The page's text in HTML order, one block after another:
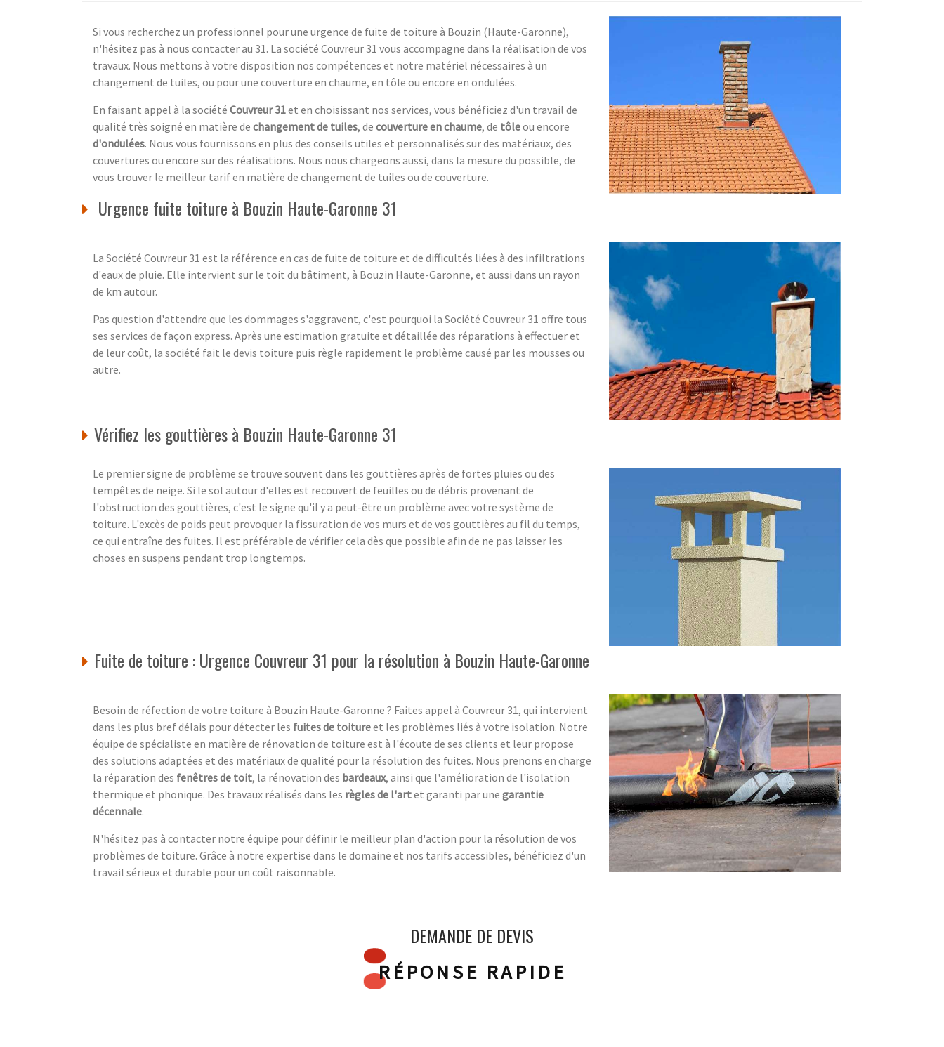
Si vous recherchez un professionnel pour une urgence de fuite de toiture à Bouzin (Haute-Garonne),
n'hésitez pas à nous contacter au 31. La société Couvreur 31 vous accompagne dans la réalisation de vos
travaux. Nous mettons à votre disposition nos compétences et notre matériel nécessaires à un
changement de tuiles, ou pour une couverture en chaume, en tôle ou encore en ondulées.
En faisant appel à la société Couvreur 31et en choisissant nos services, vous bénéficiez d'un travail de
qualité très soigné en matière de changement de tuiles, de couverture en chaume, de tôleou encore
d'ondulées. Nous vous fournissons en plus des conseils utiles et personnalisés sur des matériaux, des
couvertures ou encore sur des réalisations. Nous nous chargeons aussi, dans la mesure du possible, de
vous trouver le meilleur tarif en matière de changement de tuiles ou de couverture.
Urgence fuite toiture à Bouzin Haute-Garonne 31
La Société Couvreur 31 est la référence en cas de fuite de toiture et de difficultés liées à des infiltrations
d'eaux de pluie. Elle intervient sur le toit du bâtiment, à Bouzin Haute-Garonne, et aussi dans un rayon
de km autour.
Pas question d'attendre que les dommages s'aggravent, c'est pourquoi la Société Couvreur 31 offre tous
ses services de façon express. Après une estimation gratuite et détaillée des réparations à effectuer et
de leur coût, la société fait le devis toiture puis règle rapidement le problème causé par les mousses ou
autre.
Vérifiez les gouttières à Bouzin Haute-Garonne 31
Le premier signe de problème se trouve souvent dans les gouttières après de fortes pluies ou des
tempêtes de neige. Si le sol autour d'elles est recouvert de feuilles ou de débris provenant de
l'obstruction des gouttières, c'est le signe qu'il y a peut-être un problème avec votre système de
toiture. L'excès de poids peut provoquer la fissuration de vos murs et de vos gouttières au fil du temps,
ce qui entraîne des fuites. Il est préférable de vérifier cela dès que possible afin de ne pas laisser les
choses en suspens pendant trop longtemps.
Fuite de toiture : Urgence Couvreur 31 pour la résolution à Bouzin Haute-Garonne
Besoin de réfection de votre toiture à Bouzin Haute-Garonne ? Faites appel à Couvreur 31, qui intervient
dans les plus bref délais pour détecter les fuites de toitureet les problèmes liés à votre isolation. Notre
équipe de spécialiste en matière de rénovation de toiture est à l'écoute de ses clients et leur propose
des solutions adaptées et des matériaux de qualité pour la résolution des fuites. Nous prenons en charge
la réparation des fenêtres de toit, la rénovation des bardeaux, ainsi que l'amélioration de l'isolation
thermique et phonique. Des travaux réalisés dans les règles de l'artet garanti par une garantie
décennale.
N'hésitez pas à contacter notre équipe pour définir le meilleur plan d'action pour la résolution de vos
problèmes de toiture. Grâce à notre expertise dans le domaine et nos tarifs accessibles, bénéficiez d'un
travail sérieux et durable pour un coût raisonnable.
DEMANDE DE DEVIS
RÉPONSE RAPIDE